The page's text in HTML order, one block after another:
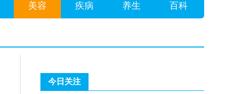
美容 疾病 养生 百科
今日关注